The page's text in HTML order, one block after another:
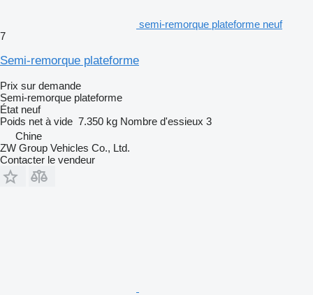
semi-remorque plateforme neuf
7
Semi-remorque plateforme
Prix sur demande
Semi-remorque plateforme
État neuf
Poids net à vide 7.350 kg Nombre d'essieux 3
Chine
ZW Group Vehicles Co., Ltd.
Contacter le vendeur